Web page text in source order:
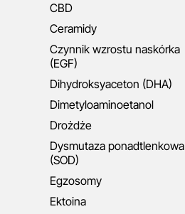
CBD
Ceramidy
Czynnik wzrostu naskórka
(EGF)
Dihydroksyaceton (DHA)
Dimetyloaminoetanol
Drożdże
Dysmutaza ponadtlenkowa
(SOD)
Egzosomy
Ektoina